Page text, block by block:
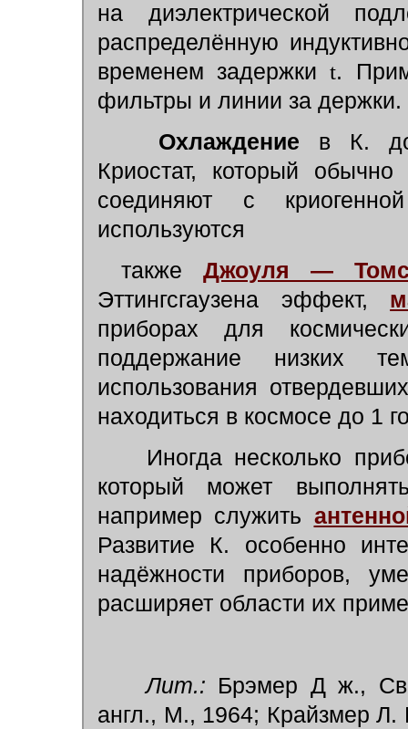
на диэлектрической
распределённую
временем задержкиt.
фильтры и линии за держки.
Охлаждение в К.
Криостат, который
соединяют с
используются
также Джоуля —
Эттингсгаузена эффект,
приборах для
поддержание низких
использования
находиться в космосе до 1
Иногда несколько
который может
например служить
Развитие К. особенно
надёжности приборов,
расширяет области их
Лит.: Брэмер Д ж.,
англ., М., 1964; Крайзмер Л.